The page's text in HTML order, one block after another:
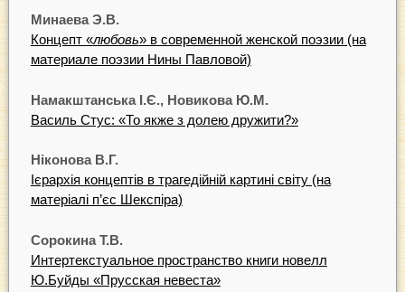
Минаева Э.В.
Концепт «любовь» в современной женской поэзии (на
материале поэзии Нины Павловой)
Намакштанська I.Є., Новикова Ю.М.
Василь Стус: «То якже з долею дружити?»
Ніконова В.Г.
Ієрархія концептів в трагедійній картині світу (на
матеріалі п’єс Шекспіра)
Сорокина Т.В.
Интертекстуальное пространство книги новелл
Ю.Буйды «Прусская невеста»